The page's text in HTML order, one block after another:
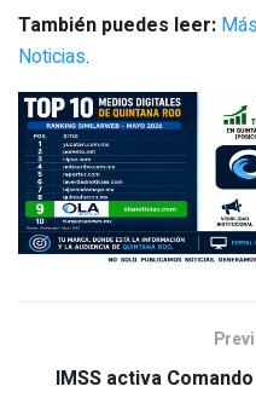
También puedes leer:
Noticias.
IMSS activa